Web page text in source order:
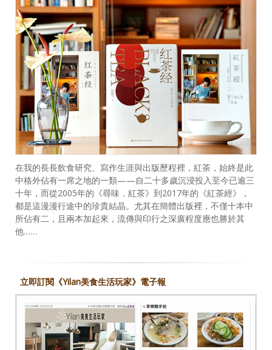
在我的長長飲食研究、寫作生涯與出版歷程裡，紅茶，始終是此
中格外佔有一席之地的一類——自二十多歲沉浸投入至今已逾三
十年，而從2005年的《尋味．紅茶》到2017年的《紅茶經》，
都是這漫漫行途中的珍貴結晶。尤其在簡體出版裡，不僅十本中
所佔有二，且兩本加起來，流傳與印行之深廣程度應也勝於其
他……
立即訂閱《Yilan美食生活玩家》電子報